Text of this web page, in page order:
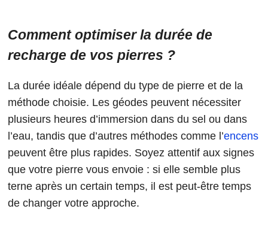
Comment optimiser la durée de
recharge de vos pierres ?
La durée idéale dépend du type de pierre et de la
méthode choisie. Les géodes peuvent nécessiter
plusieurs heures d’immersion dans du sel ou dans
l’eau, tandis que d’autres méthodes comme l’encens
peuvent être plus rapides. Soyez attentif aux signes
que votre pierre vous envoie : si elle semble plus
terne après un certain temps, il est peut-être temps
de changer votre approche.